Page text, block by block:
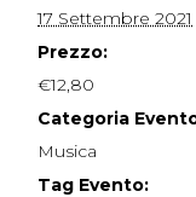
17 Settembre 2021
Prezzo:
€12,80
Categoria
Musica
Tag Evento: